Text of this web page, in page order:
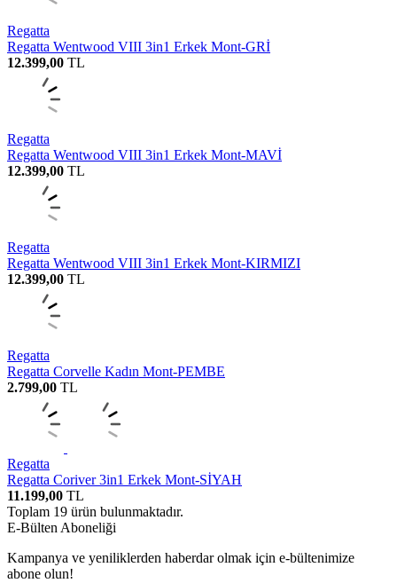
Regatta
Regatta Wentwood VIII 3in1 Erkek Mont-GRİ
12.399,00 TL
Regatta
Regatta Wentwood VIII 3in1 Erkek Mont-MAVİ
12.399,00 TL
Regatta
Regatta Wentwood VIII 3in1 Erkek Mont-KIRMIZI
12.399,00 TL
Regatta
Regatta Corvelle Kadın Mont-PEMBE
2.799,00 TL
Regatta
Regatta Coriver 3in1 Erkek Mont-SİYAH
11.199,00 TL
Toplam 19 ürün bulunmaktadır.
E-Bülten Aboneliği
Kampanya ve yeniliklerden haberdar olmak için e-bültenimize
abone olun!